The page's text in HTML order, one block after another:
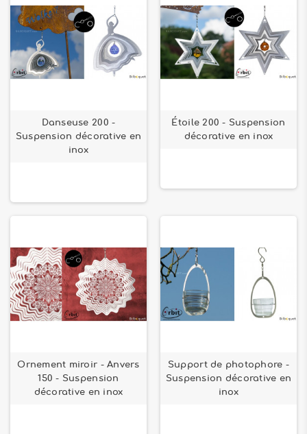
Danseuse 200 -
Suspension décorative en
inox
Étoile 200 - Suspension
décorative en inox
Ornement miroir - Anvers
150 - Suspension
décorative en inox
Support de photophore -
Suspension décorative en
inox